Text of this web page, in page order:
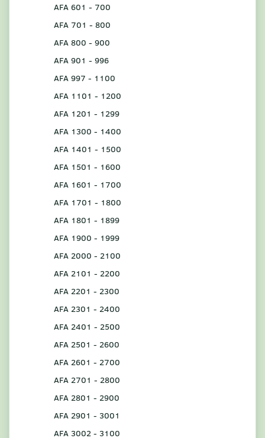
AFA 601 - 700
AFA 701 - 800
AFA 800 - 900
AFA 901 - 996
AFA 997 - 1100
AFA 1101 - 1200
AFA 1201 - 1299
AFA 1300 - 1400
AFA 1401 - 1500
AFA 1501 - 1600
AFA 1601 - 1700
AFA 1701 - 1800
AFA 1801 - 1899
AFA 1900 - 1999
AFA 2000 - 2100
AFA 2101 - 2200
AFA 2201 - 2300
AFA 2301 - 2400
AFA 2401 - 2500
AFA 2501 - 2600
AFA 2601 - 2700
AFA 2701 - 2800
AFA 2801 - 2900
AFA 2901 - 3001
AFA 3002 - 3100